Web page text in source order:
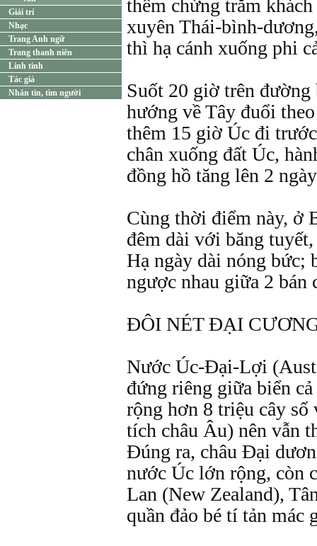
Giải trí
Nhạc
Trang Anh ngữ
Trang thanh niên
Linh tinh
Tác giả
Nhắn tin, tìm người
thêm chừng trăm
xuyên Thái-bình-
thì hạ cánh xuống phi
Suốt 20 giờ trên
hướng về Tây đuổi
thêm 15 giờ Úc đi
chân xuống đất Úc,
đồng hồ tăng lên 2
Cùng thời điểm này, ở
đêm dài với băng
Hạ ngày dài nóng bức;
ngược nhau giữa 2 bán
ĐÔI NÉT ĐẠI
Nước Úc-Đại-Lợi
đứng riêng giữa biển
rộng hơn 8 triệu cây số
tích châu Âu) nên vẫn
Đúng ra, châu Đại
nước Úc lớn rộng, còn
Lan (New Zealand),
quần đảo bé tí tản mác